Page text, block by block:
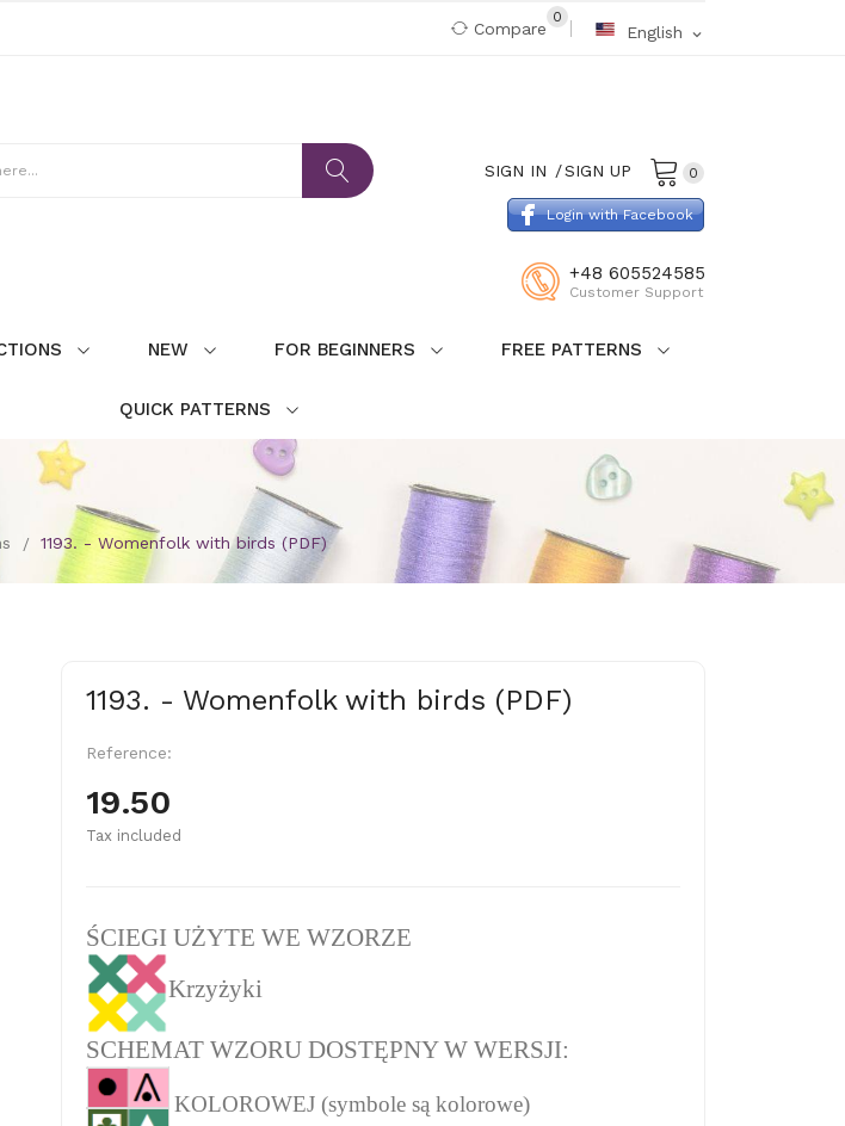
English expand_more
Compare
0
0
SIGN IN SIGN UP
+48 605524585
Customer Support
Login with Facebook
NEW FOR BEGINNERS FREE PATTERNS
QUICK PATTERNS
1193. - Womenfolk with birds (PDF)
1193. - Womenfolk with birds (PDF)
Reference:
19.50
Tax included
ŚCIEGI UŻYTE WE WZORZE
Krzyżyki
SCHEMAT WZORU DOSTĘPNY W WERSJI:
KOLOROWEJ (symbole są kolorowe)